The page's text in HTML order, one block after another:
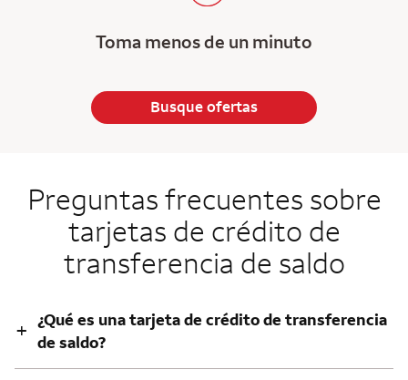
Toma menos de un minuto
Busque ofertas
Preguntas frecuentes sobre
tarjetas de crédito de
transferencia de saldo
+ ¿Qué es una tarjeta de crédito de transferencia
de saldo?